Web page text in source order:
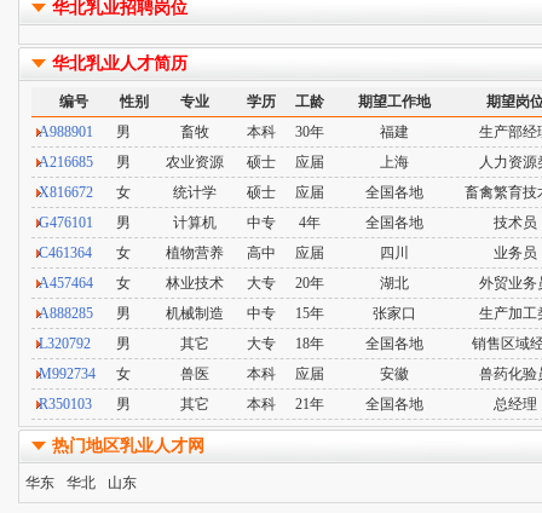
华北乳业招聘岗位
华北乳业人才简历
编号 性别 专业 学历 工龄 期望工作地
期望岗
A988901
男 畜牧 本科 30年 福建
生产部经
A216685
男 农业资源 硕士 应届 上海
人力资源
X816672
女 统计学 硕士 应届 全国各地
畜禽繁育技
G476101
男 计算机 中专 4年 全国各地
技术员
C461364
女 植物营养 高中 应届 四川
业务员
A457464
女 林业技术 大专 20年 湖北
外贸业务
A888285
男 机械制造 中专 15年 张家口
生产加工
L320792
男 其它 大专 18年 全国各地
销售区域
M992734
女 兽医 本科 应届 安徽
兽药化验
R350103
男 其它 本科 21年 全国各地 总经理
热门地区乳业人才网
华东 华北 山东